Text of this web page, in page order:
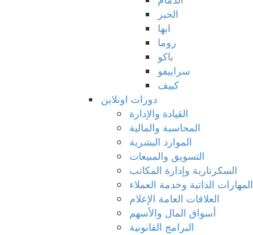
الخبر
ابها
روما
باكو
سراييفو
كييف
دورات اونلاين
القيادة والإدارة
المحاسبة والمالية
الموارد البشرية
التسويق والمبيعات
السكرتارية وإدارة المكاتب
المهارات الذاتية وخدمة العملاء
العلاقات العامة الإعلام
أسواق المال والأسهم
البرامج القانونية